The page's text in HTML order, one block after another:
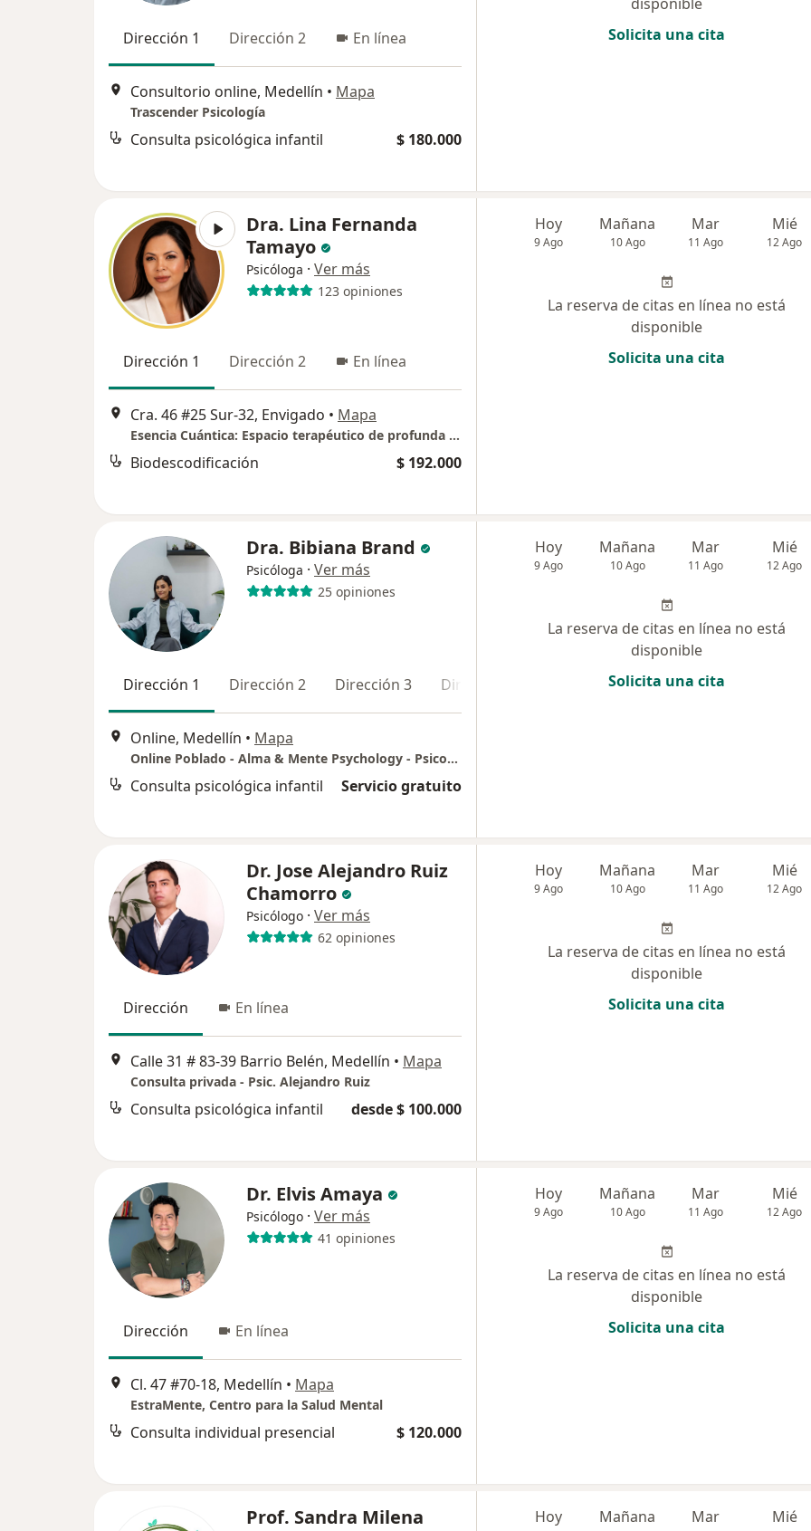
Dirección 1 Dirección 2 En línea
Consultorio online, Medellín • Mapa
Trascender Psicología
Consulta psicológica infantil $ 180.000
Solicita una cita
Dra. Lina Fernanda
Tamayo
Psicóloga · Ver más
123 opiniones
Dirección 1 Dirección 2 En línea
Cra. 46 #25 Sur-32, Envigado • Mapa
Esencia Cuántica: Espacio terapéutico de profunda transformación
Biodescodificación $ 192.000
Hoy
9 Ago
Mañana
10 Ago
Mar
11 Ago
Mié
12 Ago
La reserva de citas en línea no está
disponible
Solicita una cita
Dra. Bibiana Brand
Psicóloga · Ver más
25 opiniones
Dirección 1 Dirección 2 Dirección 3 Dirección 4 En línea
Online, Medellín • Mapa
Online Poblado - Alma & Mente Psychology - Psicoterapeutas
Consulta psicológica infantil Servicio gratuito
Hoy
9 Ago
Mañana
10 Ago
Mar
11 Ago
Mié
12 Ago
La reserva de citas en línea no está
disponible
Solicita una cita
Dr. Jose Alejandro Ruiz
Chamorro
Psicólogo · Ver más
62 opiniones
Dirección En línea
Calle 31 # 83-39 Barrio Belén, Medellín • Mapa
Consulta privada - Psic. Alejandro Ruiz
Consulta psicológica infantil desde $ 100.000
Hoy
9 Ago
Mañana
10 Ago
Mar
11 Ago
Mié
12 Ago
La reserva de citas en línea no está
disponible
Solicita una cita
Dr. Elvis Amaya
Psicólogo · Ver más
41 opiniones
Dirección En línea
Cl. 47 #70-18, Medellín • Mapa
EstraMente, Centro para la Salud Mental
Consulta individual presencial $ 120.000
Hoy
9 Ago
Mañana
10 Ago
Mar
11 Ago
Mié
12 Ago
La reserva de citas en línea no está
disponible
Solicita una cita
Prof. Sandra Milena
Hoy Mañana Mar Mié